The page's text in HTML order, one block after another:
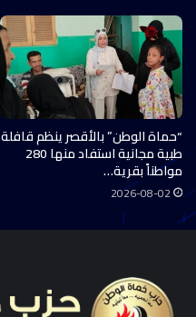
“حماة الوطن” بالأقصر ينظم قافلة
طبية مجانية استفاد منها 280
مواطناً بقرية…
2026-08-02